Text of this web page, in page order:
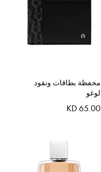
محفظة بطاقات ونقود
لوغو
KD 65.00